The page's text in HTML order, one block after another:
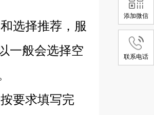
选择推荐，服
一般会选择空
要求填写完
添加微信
联系电话